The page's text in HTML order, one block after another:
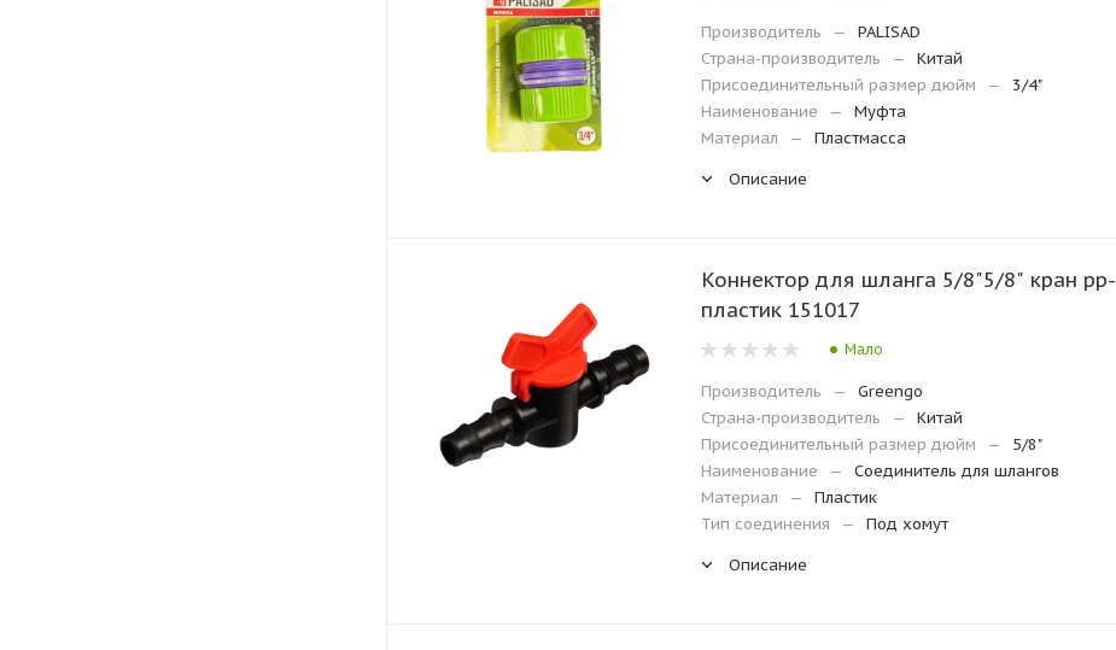
Производитель —
PALISAD
Страна-производитель
—
Китай
Присоединительный размер дюйм
—
3/4"
Наименование
—
Муфта
Материал
—
Пластмасса
Описание
Коннектор для шланга 5/8"5/8" кран рр-
пластик 151017
Мало
Производитель —
Greengo
Страна-производитель
—
Китай
Присоединительный размер дюйм
—
5/8"
Наименование
—
Соединитель для шлангов
Материал
—
Пластик
Тип соединения
—
Под хомут
Описание